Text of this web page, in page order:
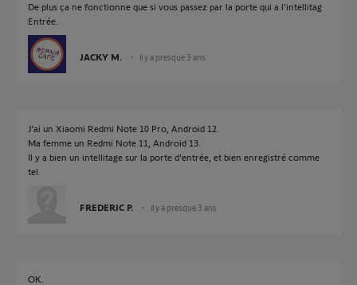
De plus ça ne fonctionne que si vous passez par la porte qui a l'intellitag
Entrée.
JACKY M. il y a presque 3 ans
J'ai un Xiaomi Redmi Note 10 Pro, Android 12.
Ma femme un Redmi Note 11, Android 13.
Il y a bien un intellitage sur la porte d'entrée, et bien enregistré comme
tel.
FREDERIC P. il y a presque 3 ans
OK.